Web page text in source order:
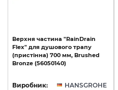
Верхня частина "RainDrain
Flex" для душового трапу
(пристінна) 700 мм, Brushed
Bronze (56050140)
Виробник: HANSGROHE